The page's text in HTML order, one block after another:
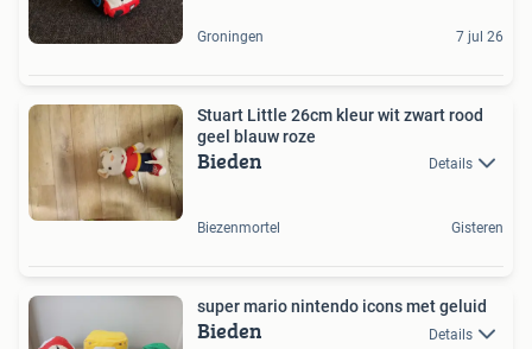
Groningen 7 jul 26
Stuart Little 26cm kleur wit zwart rood
geel blauw roze
Bieden Details
Biezenmortel Gisteren
super mario nintendo icons met geluid
Bieden Details